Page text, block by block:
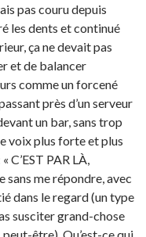
pas couru depuis
les dents et continué
ça ne devait pas
et de balancer
comme un forcené
près d’un serveur
un bar, sans trop
voix plus forte et plus
C’EST PAR LÀ,
sans me répondre, avec
dans le regard (un type
susciter grand-chose